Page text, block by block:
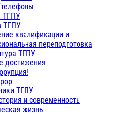
ТГПУ
ТГПУ
квалификации и
переподготовка
ТГПУ
достижения
ТГПУ
и современность
жизнь